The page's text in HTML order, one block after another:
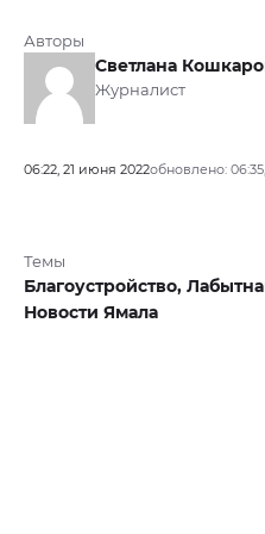
Авторы
Светлана
Журналист
06:22, 21 июня 2022обновлено:
Темы
Благоустройство,
Новости Ямала